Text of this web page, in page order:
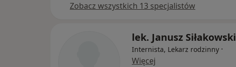
Zobacz wszystkich 13 specjalistów
lek. Janusz Siłakowski
Internista, Lekarz rodzinny ·
Więcej